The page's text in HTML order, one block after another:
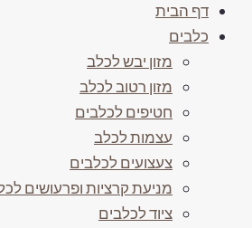
דף הבית
כלבים
מזון יבש לכלב
מזון רטוב לכלב
חטיפים לכלבים
עצמות לכלב
צעצועים לכלבים
מניעת קרציות ופרעושים לכלב
ציוד לכלבים